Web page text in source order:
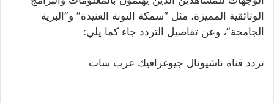
الوثائقية المميزة، مثل “سمكة التونة العنيدة” و”البرية
الجامحة”، وعن تفاصيل التردد جاء كما يلي:
تردد قناة ناشيونال جيوغرافيك عرب سات